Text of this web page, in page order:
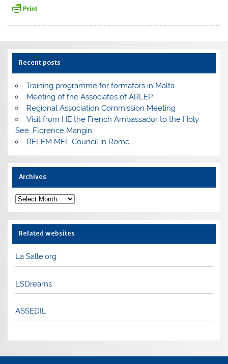
Recent posts
Training programme for formators in Malta
Meeting of the Associates of ARLEP
Regional Association Commission Meeting
Visit from HE the French Ambassador to the Holy
See, Florence Mangin
RELEM MEL Council in Rome
Archives
Archives
Related websites
La Salle.org
LSDreams
ASSEDIL